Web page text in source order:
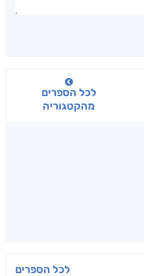
לכל הספרים
מהקטגוריה
תרדמת